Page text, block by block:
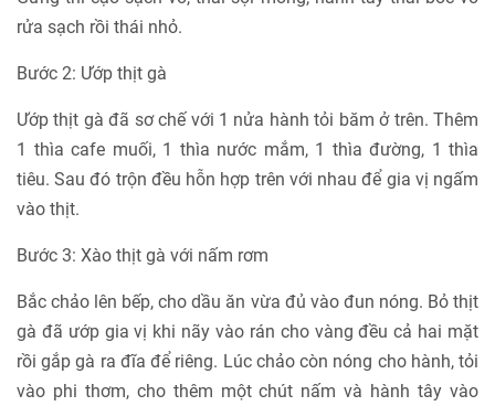
rửa sạch rồi thái nhỏ.
Bước 2: Ướp thịt gà
Ướp thịt gà đã sơ chế với 1 nửa hành tỏi băm ở trên. Thêm
1 thìa cafe muối, 1 thìa nước mắm, 1 thìa đường, 1 thìa
tiêu. Sau đó trộn đều hỗn hợp trên với nhau để gia vị ngấm
vào thịt.
Bước 3: Xào thịt gà với nấm rơm
Bắc chảo lên bếp, cho dầu ăn vừa đủ vào đun nóng. Bỏ thịt
gà đã ướp gia vị khi nãy vào rán cho vàng đều cả hai mặt
rồi gắp gà ra đĩa để riêng. Lúc chảo còn nóng cho hành, tỏi
vào phi thơm, cho thêm một chút nấm và hành tây vào